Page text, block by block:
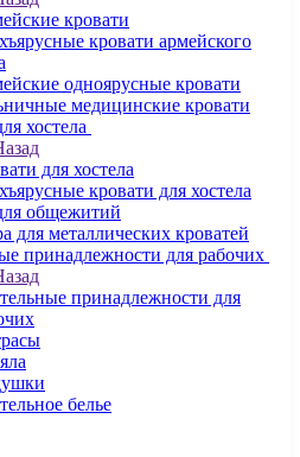
кровати
кровати армейского
одноярусные кровати
медицинские кровати
хостела
для хостела
кровати для хостела
общежитий
для металлических кроватей
принадлежности для рабочих
принадлежности для
белье